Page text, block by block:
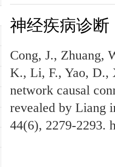
神经疾病诊断
Cong, J., Zhuang,
K., Li, F., Yao, D.,
network causal
revealed by Liang
44(6), 2279-2293.